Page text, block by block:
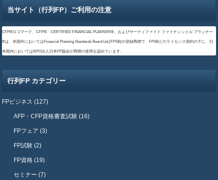
当サイト（行列FP）ご利用の注意
CFP®ロゴマーク、CFP®、CERTIFIED FINANCIAL PLANNER®、およびサーティファイド ファイナンシャル プランナー
®は、米国外においてはFinancial Planning Standards Board Ltd.(FPSB)の登録商標で、FPSBとのライセンス契約の下に、日
本国内においてはNPO法人日本FP協会が商標の使用を認めています。
行列FP カテゴリー
FPビジネス (127)
AFP・CFP資格審査試験 (16)
FPフェア (3)
FP試験 (2)
FP資格 (19)
セミナー (7)